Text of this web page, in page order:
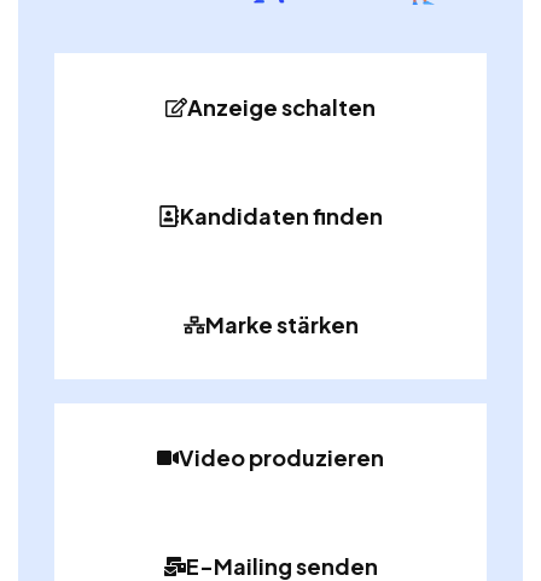
Anzeige schalten
Kandidaten finden
Marke stärken
Video produzieren
E-Mailing senden